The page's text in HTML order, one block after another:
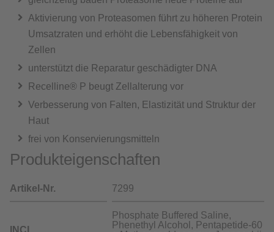
Aktivierung von Proteasomen führt zu höheren Protein
Umsatzraten und erhöht die Lebensfähigkeit von
Zellen
unterstützt die Reparatur geschädigter DNA
Recelline® P beugt Zellalterung vor
Verbesserung von Falten, Elastizität und Struktur der
Haut
frei von Konservierungsmitteln
Produkteigenschaften
Artikel-Nr. 7299
Phosphate Buffered Saline,
Phenethyl Alcohol, Pentapetide-60